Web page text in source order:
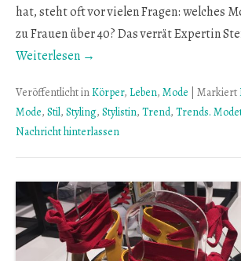
hat, steht oft vor vielen Fragen: welches
zu Frauen über 40? Das verrät Expertin
Weiterlesen →
Veröffentlicht inKörper, Leben, Mode Markiert
Mode, Stil, Styling, Stylistin, Trend, Trends.
Nachricht hinterlassen